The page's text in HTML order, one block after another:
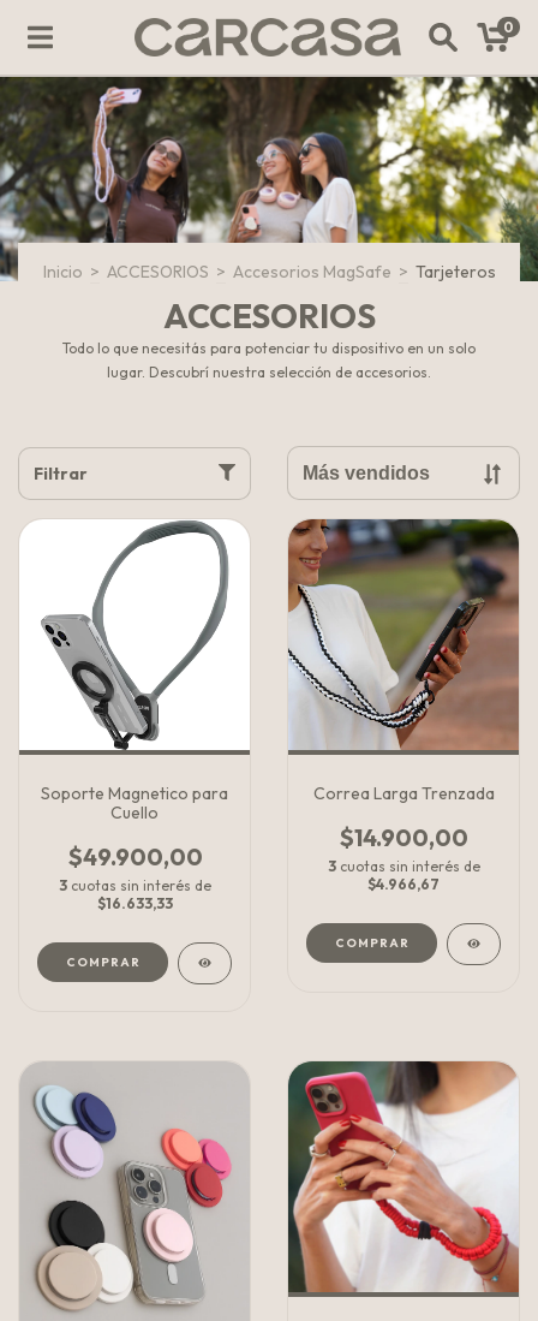
0
Inicio > ACCESORIOS > Accesorios MagSafe > Tarjeteros
ACCESORIOS
Todo lo que necesitás para potenciar tu dispositivo en un solo
lugar. Descubrí nuestra selección de accesorios.
Filtrar
Soporte Magnetico para
Cuello
$49.900,00
3 cuotas sin interés de
$16.633,33
Correa Larga Trenzada
$14.900,00
3 cuotas sin interés de
$4.966,67
COMPRAR